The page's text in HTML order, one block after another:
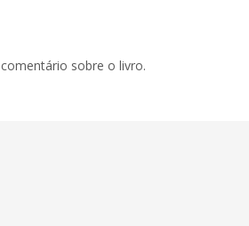
sobre o livro.